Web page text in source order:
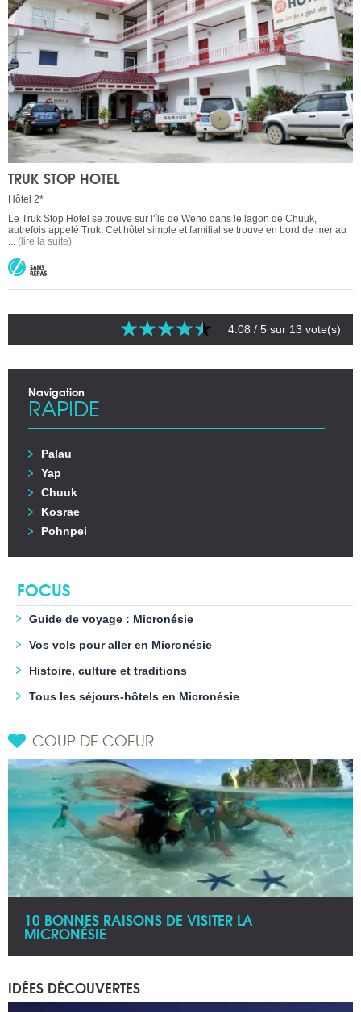
TRUK STOP HOTEL
Hôtel 2*
Le Truk Stop Hotel se trouve sur l'île de Weno dans le lagon de Chuuk,
autrefois appelé Truk. Cet hôtel simple et familial se trouve en bord de mer au
... (lire la suite)
4.08 / 5 sur 13 vote(s)
Navigation
RAPIDE
Palau
Yap
Chuuk
Kosrae
Pohnpei
FOCUS
Guide de voyage : Micronésie
Vos vols pour aller en Micronésie
Histoire, culture et traditions
Tous les séjours-hôtels en Micronésie
COUP DE COEUR
10 BONNES RAISONS DE VISITER LA
MICRONÉSIE
IDÉES DÉCOUVERTES